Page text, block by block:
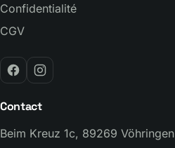
Confidentialité
CGV
Contact
Beim Kreuz 1c, 89269 Vöhringen